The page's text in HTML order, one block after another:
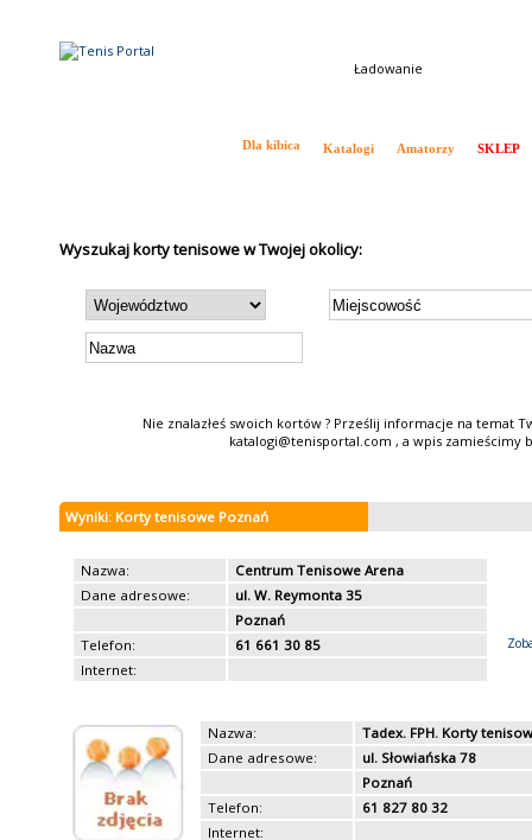
Ładowanie
Dla kibica Katalogi Amatorzy SKLEP
Wyszukaj korty tenisowe w Twojej okolicy:
Nie znalazłeś swoich kortów ? Prześlij informacje na temat
katalogi@tenisportal.com , a wpis zamieścimy
Wyniki: Korty tenisowe Poznań
Nazwa:
Centrum Tenisowe Arena
Dane adresowe:
ul. W. Reymonta 35
Poznań
Telefon:
61 661 30 85
Internet:
Nazwa:
Tadex. FPH. Korty
Dane adresowe:
ul. Słowiańska 78
Poznań
Telefon:
61 827 80 32
Internet: